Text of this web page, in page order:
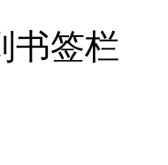
书签栏